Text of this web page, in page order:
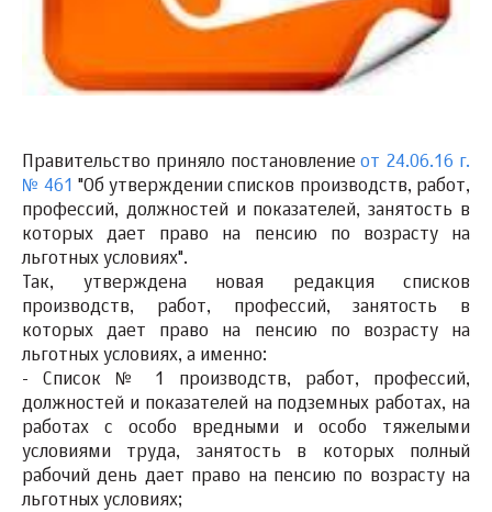
Правительство приняло постановлениеот 24.06.16 г.
№ 461 "Об утверждении списков производств, работ,
профессий, должностей и показателей, занятость в
которых дает право на пенсию по возрасту на
льготных условиях".
Так, утверждена новая редакция списков
производств, работ, профессий, занятость в
которых дает право на пенсию по возрасту на
льготных условиях, а именно:
- Список № 1 производств, работ, профессий,
должностей и показателей на подземных работах, на
работах с особо вредными и особо тяжелыми
условиями труда, занятость в которых полный
рабочий день дает право на пенсию по возрасту на
льготных условиях;